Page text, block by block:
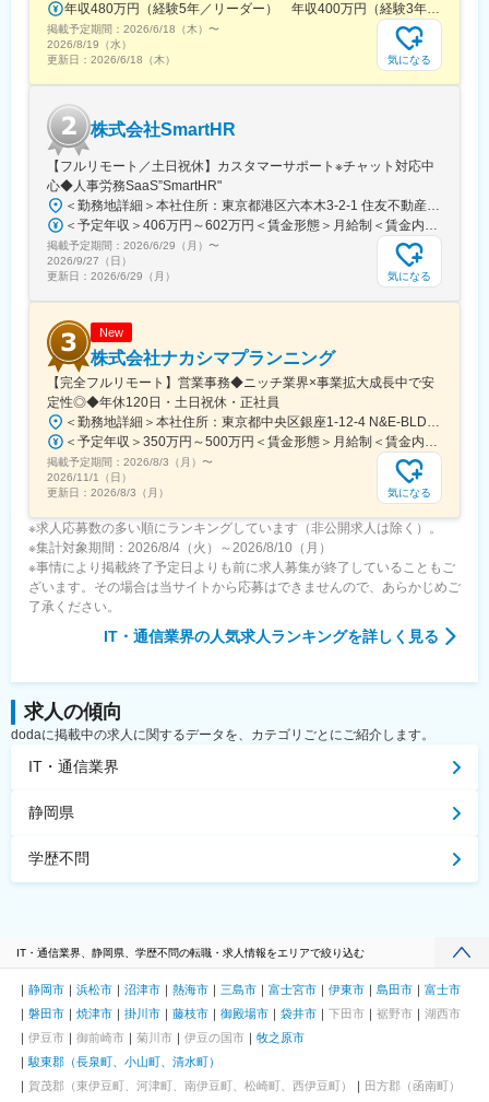
静岡拠点間の異動は拠点と拠点の間に暮らしており、どちらのエ
リアにも行ける方の異動となります。
変更の範囲：会社の定める業務
年収480万円（経験5年／リーダー） 年収400万円（経験3年／メンバー）
掲載予定期間： 2026/6/18（木） 〜
2026/8/19（水）
更新日： 2026/6/18（木） 気になる
株式会社SmartHR
【フルリモート／土日祝休】カスタマーサポート※チャット対応中
心◆人事労務SaaS”SmartHR"
＜勤務地詳細＞本社住所：東京都港区六本木3-2-1 住友不動産六本木グランドタワー勤務地最寄駅：東京メトロ南北線／六本木一丁目駅受動喫煙対策：屋内全面禁煙変更の範囲：会社の定める事業所（リモートワーク含む）
＜予定年収＞406万円～602万円＜賃金形態＞月給制＜賃金内訳＞月額（基本給）：212,480円～315,200円その他固定手当/月：5,000円固定残業手当/月：77,520円～114,800円（固定残業時間45時間0分/月）超過した時間外労働の残業手当は追加支給＜月給＞295,000円～435,000円（一律手当を含む）＜昇給有無＞有＜残業手当＞有賃金はあくまでも目安の金額であり、選考を通じて上下する可能性があります。月給(月額)は固定手当を含めた表記です。
掲載予定期間： 2026/6/29（月） 〜
2026/9/27（日）
更新日： 2026/6/29（月） 気になる
New
株式会社ナカシマプランニング
【完全フルリモート】営業事務◆ニッチ業界×事業拡大成長中で安
定性◎◆年休120日・土日祝休・正社員
＜勤務地詳細＞本社住所：東京都中央区銀座1-12-4 N&E-BLD.7階受動喫煙対策：屋内全面禁煙変更の範囲：会社の定める事業所
＜予定年収＞350万円～500万円＜賃金形態＞月給制＜賃金内訳＞月額（基本給）：220,000円～270,000円＜月給＞220,000円～270,000円＜昇給有無＞有＜残業手当＞有＜給与補足＞■賞与：あり■昇給：あり賃金はあくまでも目安の金額であり、選考を通じて上下する可能性があります。月給(月額)は固定手当を含めた表記です。
掲載予定期間： 2026/8/3（月） 〜
2026/11/1（日）
更新日： 2026/8/3（月） 気になる
※求人応募数の多い順にランキングしています（非公開求人は除く）。
※集計対象期間：2026/8/4（火）～2026/8/10（月）
※事情により掲載終了予定日よりも前に求人募集が終了していることもご
ざいます。その場合は当サイトから応募はできませんので、あらかじめご
了承ください。
IT・通信業界の人気求人ランキングを詳しく見る
求人の傾向
dodaに掲載中の求人に関するデータを、カテゴリごとにご紹介します。
IT・通信業界
静岡県
学歴不問
IT・通信業界、静岡県、学歴不問の転職・求人情報をエリアで絞り込む
静岡市 浜松市 沼津市 熱海市 三島市 富士宮市 伊東市 島田市
富士市
磐田市
焼津市 掛川市 藤枝市 御殿場市 袋井市 下田市 裾野市
湖西市
伊豆市
御前崎市 菊川市 伊豆の国市
牧之原市
駿東郡（長泉町、小山町、清水町）
賀茂郡（東伊豆町、河津町、南伊豆町、松崎町、西伊豆町）
田方郡（函南町）